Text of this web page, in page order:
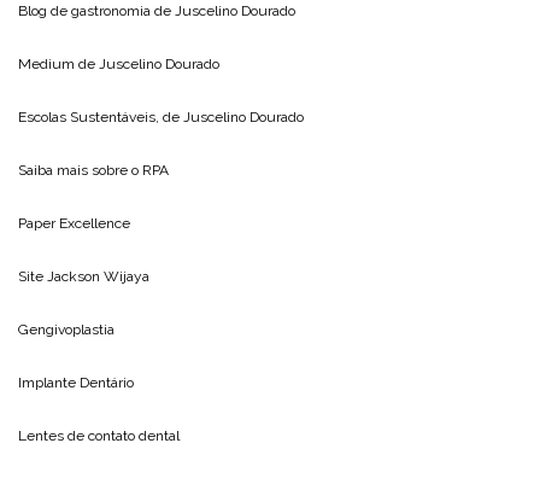
Blog de gastronomia de Juscelino Dourado
Medium de Juscelino Dourado
Escolas Sustentáveis, de Juscelino Dourado
Saiba mais sobre o RPA
Paper Excellence
Site Jackson Wijaya
Gengivoplastia
Implante Dentário
Lentes de contato dental